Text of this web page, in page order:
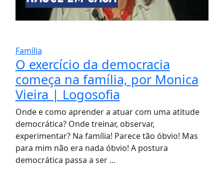
Família
O exercício da democracia
começa na família, por Monica
Vieira | Logosofia
Onde e como aprender a atuar com uma atitude
democrática? Onde treinar, observar,
experimentar? Na família! Parece tão óbvio! Mas
para mim não era nada óbvio! A postura
democrática passa a ser ...